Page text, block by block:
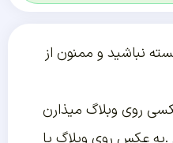
نباشید و ممنون از
روی وبلاگ میذارن
عکس روی وبلاگ یا